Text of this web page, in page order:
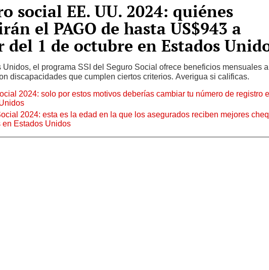
social EE. UU. 2024: quiénes
el PAGO de hasta US$943 a
1 de octubre en Estados
Unidos, el programa SSI del Seguro Social ofrece beneficios mensuales a
discapacidades que cumplen ciertos criterios. Averigua si calificas.
2024: solo por estos motivos deberías cambiar tu número de registro
2024: esta es la edad en la que los asegurados reciben mejores
en Estados Unidos